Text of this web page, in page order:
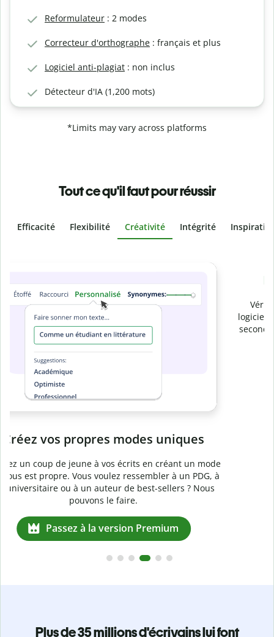
Reformulateur : 2 modes
Correcteur d'orthographe : français et plus
Logiciel anti-plagiat : non inclus
Détecteur d'IA (1,200 mots)
*Limits may vary across platforms
Tout ce qu'il faut pour réussir
Efficacité Flexibilité Créativité Intégrité
Vérifiez que vos écrits sont 100 % les vôtres grâce au
logiciel anti-plagiat. Analysez votre document en quelques
secondes et identifiez les citations manquantes dans plus
de 100 langues.
Plus de 35 millions d'écrivains lui font